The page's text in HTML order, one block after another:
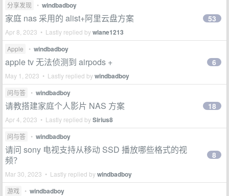
分享发现 • windbadboy
家庭 nas 采用的 alist+阿里云盘方案
Apr 8, 2023 • Lastly replied bywlane1213
53
Apple • windbadboy
apple tv 无法侦测到 airpods +
May 1, 2023 • Lastly replied bywindbadboy
6
问与答 • windbadboy
请教搭建家庭个人影片 NAS 方案
Apr 4, 2023 • Lastly replied bySirius8
18
问与答 • windbadboy
请问 sony 电视支持从移动 SSD 播放哪些格式的视
频？
Mar 30, 2023 • Lastly replied bywindbadboy
8
游戏 • windbadboy